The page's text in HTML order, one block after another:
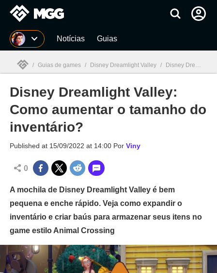
Millenium Notícias Guias
Millenium
/ Guias de games / Disney Dreamlight Valley / Disney Dreamlight Valley: Como aumentar o tamanho do inventário?
Disney Dreamlight Valley:
Como aumentar o tamanho do
inventário?
Published at 15/09/2022 at 14:00 Por Viny
0
A mochila de Disney Dreamlight Valley é bem
pequena e enche rápido. Veja como expandir o
inventário e criar baús para armazenar seus itens no
game estilo Animal Crossing